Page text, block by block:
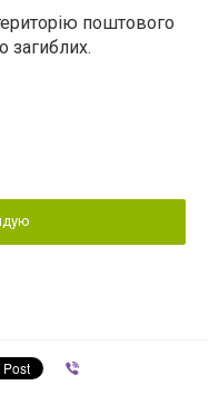
поштового
загиблих.